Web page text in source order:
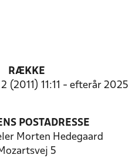
RÆKKE
(2011) 11:11 - efterår 2025
POSTADRESSE
Morten Hedegaard
5